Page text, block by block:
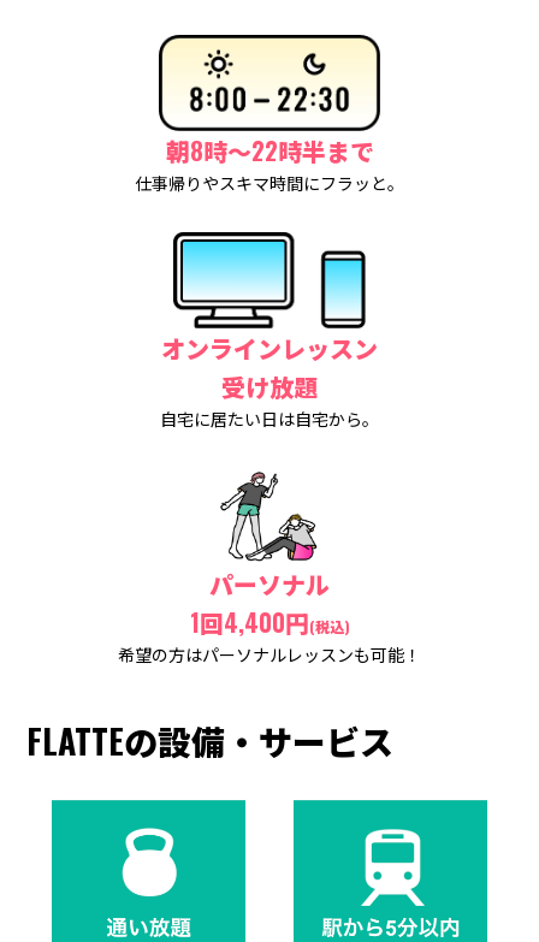
朝8時〜22時半まで
仕事帰りやスキマ時間にフラッと。
オンラインレッスン
受け放題
自宅に居たい日は自宅から。
パーソナル
1回4,400円(税込)
希望の方はパーソナルレッスンも可能！
FLATTEの設備・サービス